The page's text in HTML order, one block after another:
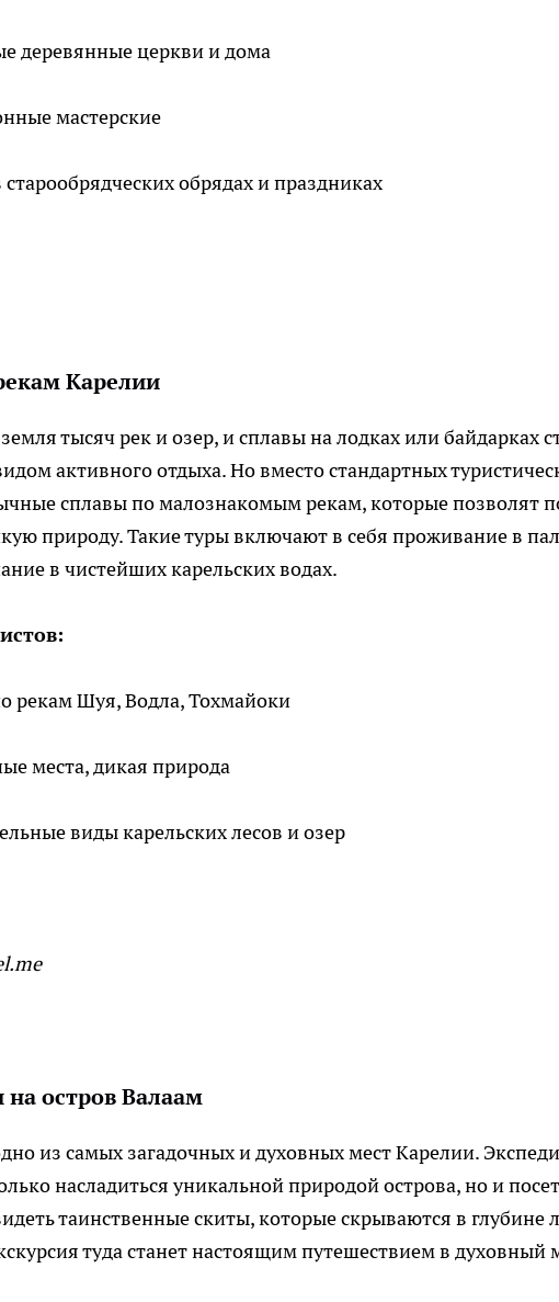
деревянные церкви и дома
мастерские
старообрядческих обрядах и праздниках
Карелии
тысяч рек и озер, и сплавы на лодках или байдарках
активного отдыха. Но вместо стандартных
сплавы по малознакомым рекам, которые позволят
природу. Такие туры включают в себя проживание в
в чистейших карельских водах.
рекам Шуя, Водла, Тохмайоки
места, дикая природа
виды карельских лесов и озер
остров Валаам
из самых загадочных и духовных мест Карелии.
насладиться уникальной природой острова, но и
таинственные скиты, которые скрываются в глубине
туда станет настоящим путешествием в духовный